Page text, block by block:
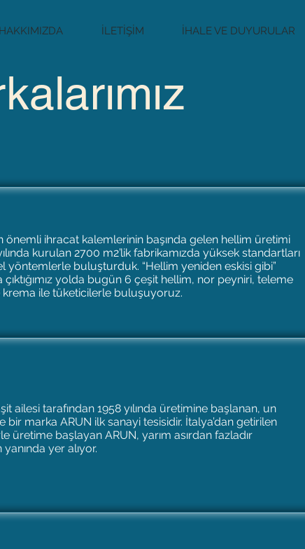
HAKKIMIZDA İLETİŞİM İHALE VE DUYURULAR
en önemli ihracat kalemlerinin başında gelen hellim üretimi
kurulan 2700 m2’lik fabrikamızda yüksek standartları
yöntemlerle buluşturduk. “Hellim yeniden eskisi gibi”
çıktığımız yolda bugün 6 çeşit hellim, nor peyniri, teleme
krema ile tüketicilerle buluşuyoruz.
ailesi tarafından 1958 yılında üretimine başlanan, un
bir marka ARUN ilk sanayi tesisidir. İtalya’dan getirilen
üretime başlayan ARUN, yarım asırdan fazladır
yer alıyor.